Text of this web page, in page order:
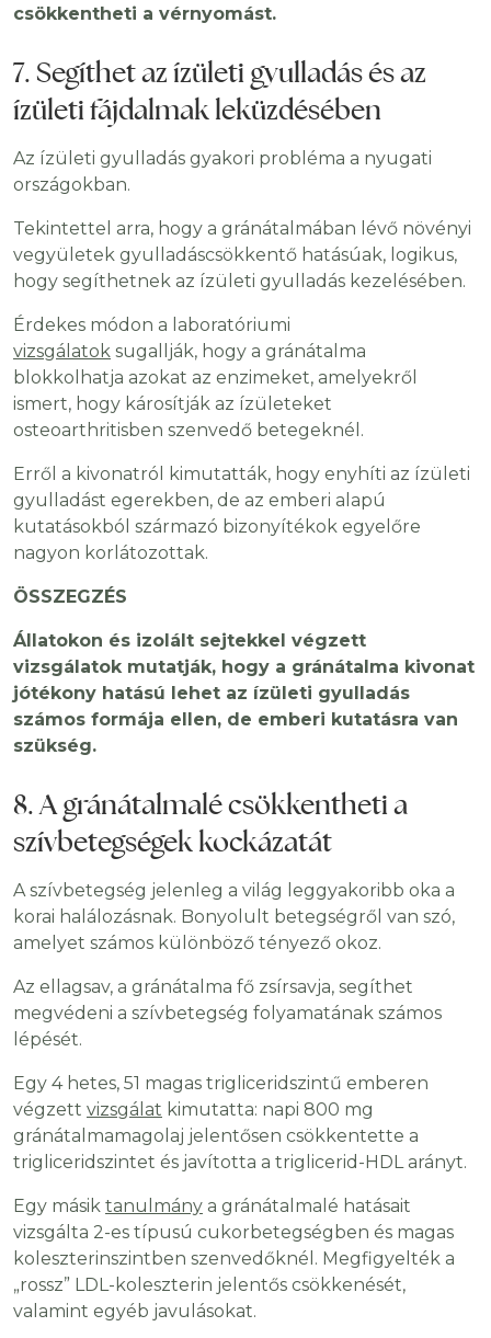
csökkentheti a vérnyomást.
7. Segíthet az ízületi gyulladás és az
ízületi fájdalmak leküzdésében
Az ízületi gyulladás gyakori probléma a nyugati
országokban.
Tekintettel arra, hogy a gránátalmában lévő növényi
vegyületek gyulladáscsökkentő hatásúak, logikus,
hogy segíthetnek az ízületi gyulladás kezelésében.
Érdekes módon a laboratóriumi
vizsgálatok sugallják, hogy a gránátalma
blokkolhatja azokat az enzimeket, amelyekről
ismert, hogy károsítják az ízületeket
osteoarthritisben szenvedő betegeknél.
Erről a kivonatról kimutatták, hogy enyhíti az ízületi
gyulladást egerekben, de az emberi alapú
kutatásokból származó bizonyítékok egyelőre
nagyon korlátozottak.
ÖSSZEGZÉS
Állatokon és izolált sejtekkel végzett
vizsgálatok mutatják, hogy a gránátalma kivonat
jótékony hatású lehet az ízületi gyulladás
számos formája ellen, de emberi kutatásra van
szükség.
8. A gránátalmalé csökkentheti a
szívbetegségek kockázatát
A szívbetegség jelenleg a világ leggyakoribb oka a
korai halálozásnak. Bonyolult betegségről van szó,
amelyet számos különböző tényező okoz.
Az ellagsav, a gránátalma fő zsírsavja, segíthet
megvédeni a szívbetegség folyamatának számos
lépését.
Egy 4 hetes, 51 magas trigliceridszintű emberen
végzett vizsgálat kimutatta: napi 800 mg
gránátalmamagolaj jelentősen csökkentette a
trigliceridszintet és javította a triglicerid-HDL arányt.
Egy másik tanulmány a gránátalmalé hatásait
vizsgálta 2-es típusú cukorbetegségben és magas
koleszterinszintben szenvedőknél. Megfigyelték a
„rossz” LDL-koleszterin jelentős csökkenését,
valamint egyéb javulásokat.